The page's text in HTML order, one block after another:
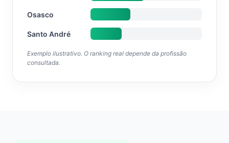
Osasco
Santo André
Exemplo ilustrativo. O ranking real depende da profissão
consultada.